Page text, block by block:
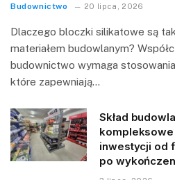
Budownictwo 20 lipca, 2026
Dlaczego bloczki silikatowe są
materiałem budowlanym?
budownictwo wymaga stosowania
które zapewniają…
Skład
inwestycji od
po